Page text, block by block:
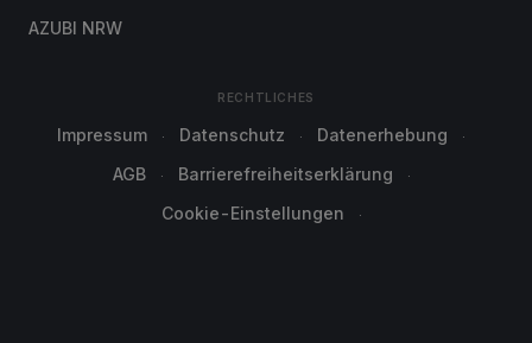
AZUBI NRW
RECHTLICHES
Impressum Datenschutz
Datenerhebung
AGB
Barrierefreiheitserklärung
Cookie-Einstellungen